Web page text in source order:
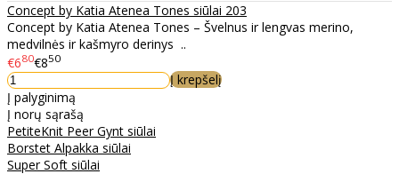
Concept by Katia Atenea Tones siūlai 203
Concept by Katia Atenea Tones – Švelnus ir lengvas merino,
medvilnės ir kašmyro derinys ..
€680€850
Į krepšelį
Į palyginimą
Į norų sąrašą
PetiteKnit Peer Gynt siūlai
Borstet Alpakka siūlai
Super Soft siūlai